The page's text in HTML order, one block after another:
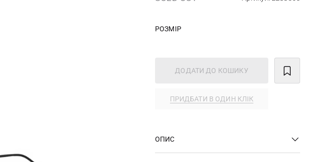
РОЗМІР
ДОДАТИ ДО КОШИКУ
ПРИДБАТИ В ОДИН КЛІК
ОПИС